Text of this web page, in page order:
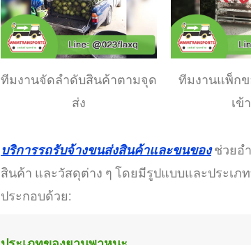
ทีมงานจัดลำดับสินค้าตามจุด
ส่ง
ทีมงานแพ็ก
เข้
บริการรถรับจ้างขนส่งสินค้าและขนของช่วยอ
สินค้า และวัสดุต่าง ๆ โดยมีรูปแบบและประเ
ประกอบด้วย: